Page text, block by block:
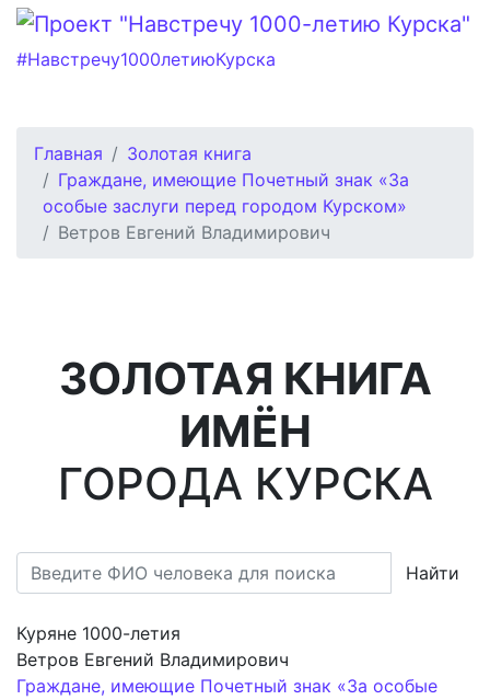
#Навстречу1000летиюКурска
Главная
Золотая книга
Граждане, имеющие Почетный знак «За
особые заслуги перед городом Курском»
Ветров Евгений Владимирович
ЗОЛОТАЯ КНИГА
ИМЁН
ГОРОДА КУРСКА
Найти
Куряне 1000-летия
Ветров Евгений Владимирович
Граждане, имеющие Почетный знак «За особые